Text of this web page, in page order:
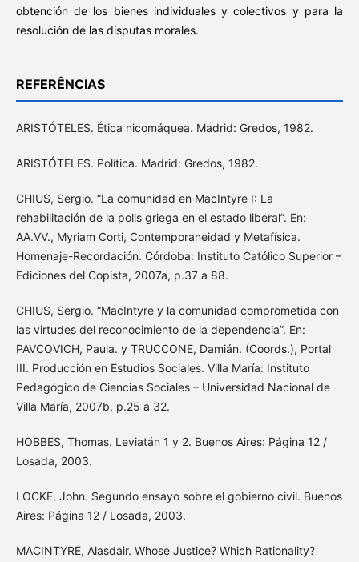
obtención de los bienes individuales y colectivos y para la
resolución de las disputas morales.
REFERÊNCIAS
ARISTÓTELES. Ética nicomáquea. Madrid: Gredos, 1982.
ARISTÓTELES. Política. Madrid: Gredos, 1982.
CHIUS, Sergio. “La comunidad en MacIntyre I: La
rehabilitación de la polis griega en el estado liberal”. En:
AA.VV., Myriam Corti, Contemporaneidad y Metafísica.
Homenaje-Recordación. Córdoba: Instituto Católico Superior –
Ediciones del Copista, 2007a, p.37 a 88.
CHIUS, Sergio. “MacIntyre y la comunidad comprometida con
las virtudes del reconocimiento de la dependencia”. En:
PAVCOVICH, Paula. y TRUCCONE, Damián. (Coords.), Portal
III. Producción en Estudios Sociales. Villa María: Instituto
Pedagógico de Ciencias Sociales – Universidad Nacional de
Villa María, 2007b, p.25 a 32.
HOBBES, Thomas. Leviatán 1 y 2. Buenos Aires: Página 12 /
Losada, 2003.
LOCKE, John. Segundo ensayo sobre el gobierno civil. Buenos
Aires: Página 12 / Losada, 2003.
MACINTYRE, Alasdair. Whose Justice? Which Rationality?